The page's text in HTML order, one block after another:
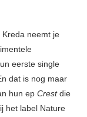
Kreda neemt je
eerste single
dat is nog maar
hun ep Crestdie
het label Nature